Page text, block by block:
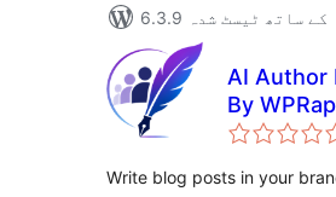
6.3.9 کے ساتھ ٹیسٹ شدہ
AI Author
By
Write blog posts in your